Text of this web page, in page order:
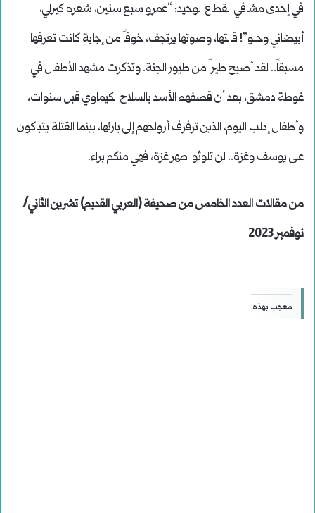
في إحدى مشافي القطاع الوحيد: “عمرو سبع سنين، شعره كيرلي،
أبيضاني وحلو”! قالتها، وصوتها يرتجف، خوفاً من إجابة كانت تعرفها
مسبقاً.. لقد أصبح طيراً من طيور الجنة. وتذكرت مشهد الأطفال في
غوطة دمشق، بعد أن قصفهم الأسد بالسلاح الكيماوي قبل سنوات،
وأطفال إدلب اليوم، الذين ترفرف أرواحهم إلى بارئها، بينما القتلة يتباكون
على يوسف وغزة.. لن تلوثوا طهر غزة، فهي منكم براء.
من مقالات العدد الخامس من صحيفة (العربي القديم) تشرين الثاني/
نوفمبر 2023
معجب بهذه: